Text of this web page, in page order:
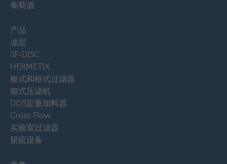
葡萄酒
产品
滤层
SF-DISC
HERMETIX
板式和框式过滤器
箱式压滤机
DOS定量加料器
Cross Flow
实验室过滤器
脱硫设备